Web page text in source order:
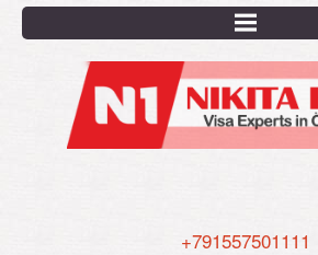
Перейти
основному
содержанию
+791557501111